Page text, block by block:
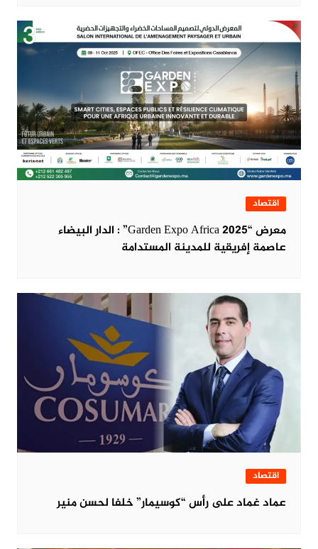
اقتصاد
معرض “Garden Expo Africa 2025” : الدار البيضاء
عاصمة إفريقية للمدينة المستدامة
اقتصاد
عماد غماد على رأس “كوسيمار” خلفا لحسن منير